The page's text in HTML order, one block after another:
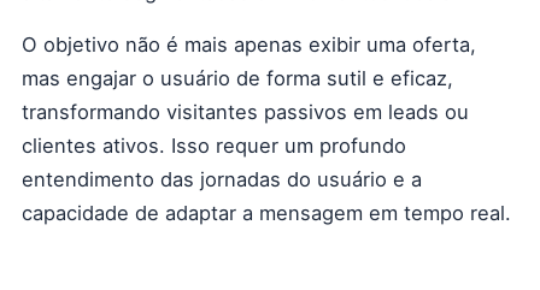
O objetivo não é mais apenas exibir uma oferta,
mas engajar o usuário de forma sutil e eficaz,
transformando visitantes passivos em leads ou
clientes ativos. Isso requer um profundo
entendimento das jornadas do usuário e a
capacidade de adaptar a mensagem em tempo real.